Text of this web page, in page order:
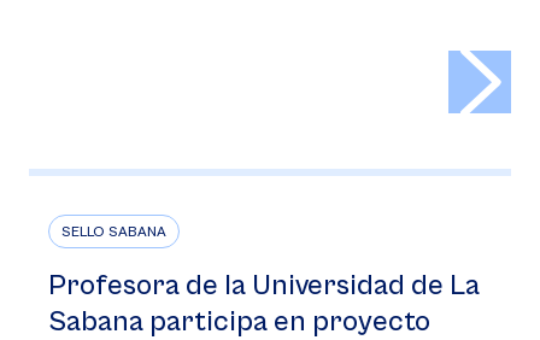
SELLO SABANA
Profesora de la Universidad de La
Sabana participa en proyecto